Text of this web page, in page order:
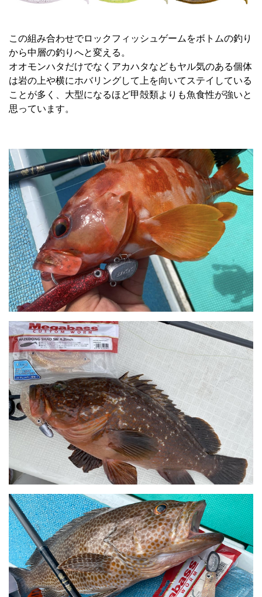
この組み合わせでロックフィッシュゲームをボトムの釣り
から中層の釣りへと変える。
オオモンハタだけでなくアカハタなどもヤル気のある個体
は岩の上や横にホバリングして上を向いてステイしている
ことが多く、大型になるほど甲殻類よりも魚食性が強いと
思っています。